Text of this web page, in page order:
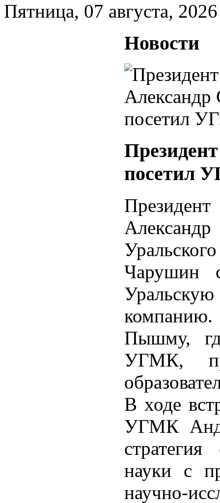
Пятница, 07 августа, 2026
Новости
посетил
Чарушин
Пышму,
УГМК,
В ходе
УГМК
стратегия
науки с
научно-